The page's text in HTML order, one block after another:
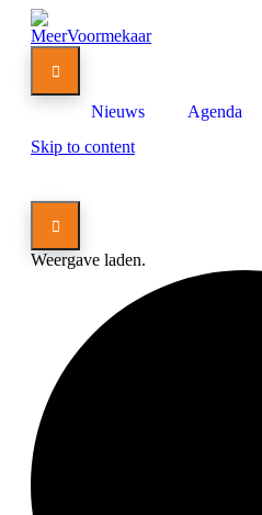

Nieuws Agenda
Skip to content

Weergave laden.